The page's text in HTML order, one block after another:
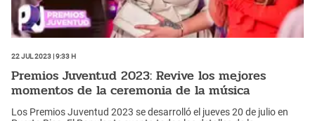
22 Jul 2023 | 9:33 h
Premios Juventud 2023: Revive los mejores
momentos de la ceremonia de la música
Los Premios Juventud 2023 se desarrolló el jueves 20 de julio en